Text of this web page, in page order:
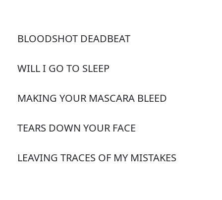
BLOODSHOT DEADBEAT
WILL I GO TO SLEEP
MAKING YOUR MASCARA BLEED
TEARS DOWN YOUR FACE
LEAVING TRACES OF MY MISTAKES